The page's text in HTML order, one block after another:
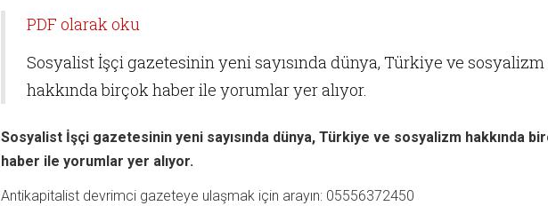
PDF olarak oku
Sosyalist İşçi gazetesinin yeni sayısında dünya, Türkiye ve sosyalizm
hakkında birçok haber ile yorumlar yer alıyor.
Sosyalist İşçi gazetesinin yeni sayısında dünya, Türkiye ve sosyalizm hakkında
haber ile yorumlar yer alıyor.
Antikapitalist devrimci gazeteye ulaşmak için arayın: 05556372450